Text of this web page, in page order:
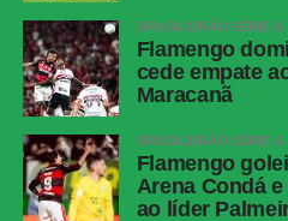
BRASILEIRÃO SÉRIE A
Flamengo
cede empate
Maracanã
BRASILEIRÃO SÉRIE A
Flamengo
Arena Condá
ao líder